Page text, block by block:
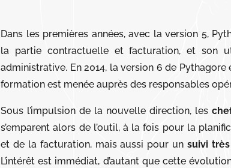
Dans les premières années, avec la version 5,
la partie contractuelle et facturation, et son
administrative. En 2014, la version 6 de
formation est menée auprès des responsables
Sous l’impulsion de la nouvelle direction, les
s’emparent alors de l’outil, à la fois pour la
et de la facturation, mais aussi pour un suivi
L’intérêt est immédiat, d’autant que cette